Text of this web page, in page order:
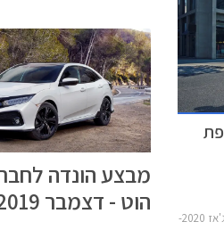
מבצע הונדה
הוט - דצמבר 2019